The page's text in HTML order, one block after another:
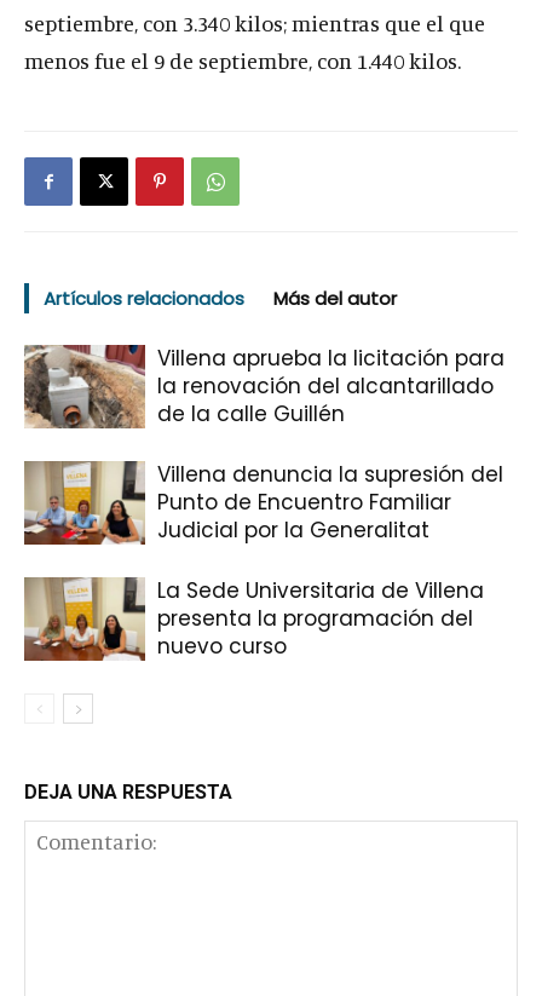
septiembre, con 3.340 kilos; mientras que el que
menos fue el 9 de septiembre, con 1.440 kilos.
Artículos relacionados Más del autor
Villena aprueba la licitación para
la renovación del alcantarillado
de la calle Guillén
Villena denuncia la supresión del
Punto de Encuentro Familiar
Judicial por la Generalitat
La Sede Universitaria de Villena
presenta la programación del
nuevo curso
DEJA UNA RESPUESTA